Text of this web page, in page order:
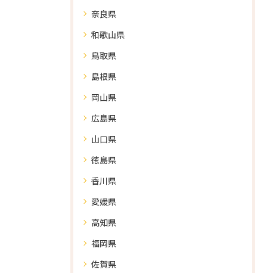
奈良県
和歌山県
鳥取県
島根県
岡山県
広島県
山口県
徳島県
香川県
愛媛県
高知県
福岡県
佐賀県